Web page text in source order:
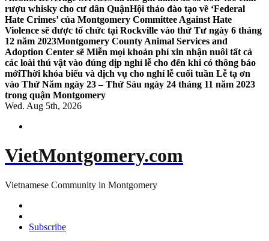
rượu whisky cho cư dân QuậnHội thảo đào tạo về ‘Federal
Hate Crimes’ của Montgomery Committee Against Hate
Violence sẽ được tổ chức tại Rockville vào thứ Tư ngày 6 tháng
12 năm 2023Montgomery County Animal Services and
Adoption Center sẽ Miễn mọi khoản phí xin nhận nuôi tất cả
các loài thú vật vào đúng dịp nghỉ lễ cho đến khi có thông báo
mớiThời khóa biểu và dịch vụ cho nghỉ lễ cuối tuần Lễ tạ ơn
vào Thứ Năm ngày 23 – Thứ Sáu ngày 24 tháng 11 năm 2023
trong quận Montgomery
Wed. Aug 5th, 2026
VietMontgomery.com
Vietnamese Community in Montgomery
Subscribe